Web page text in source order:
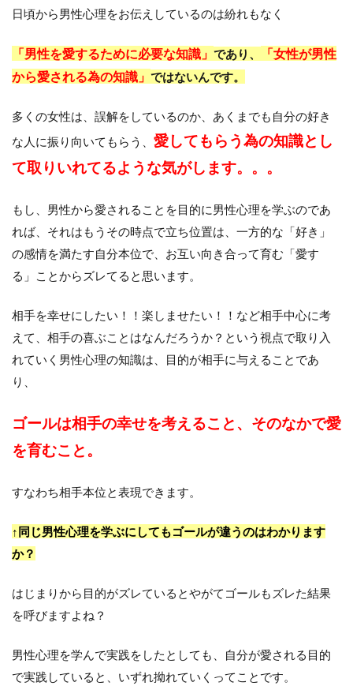
日頃から男性心理をお伝えしているのは紛れもなく
「男性を愛するために必要な知識」 であり、
「女性が男性
から愛される為の知識」 ではないんです。
多くの女性は、誤解をしているのか、あくまでも自分の好き
な人に振り向いてもらう、 愛してもらう為の知識とし
て取りいれてるような気がします。。。
もし、男性から愛されることを目的に男性心理を学ぶのであ
れば、それはもうその時点で立ち位置は、一方的な「好き」
の感情を満たす自分本位で、お互い向き合って育む「愛す
る」ことからズレてると思います。
相手を幸せにしたい！！楽しませたい！！など相手中心に考
えて、相手の喜ぶことはなんだろうか？という視点で取り入
れていく男性心理の知識は、目的が相手に与えることであ
り、
ゴールは相手の幸せを考えること、そのなかで愛
を育むこと。
すなわち相手本位と表現できます。
↑同じ男性心理を学ぶにしてもゴールが違うのはわかります
か？
はじまりから目的がズレているとやがてゴールもズレた結果
を呼びますよね？
男性心理を学んで実践をしたとしても、自分が愛される目的
で実践していると、いずれ拗れていくってことです。